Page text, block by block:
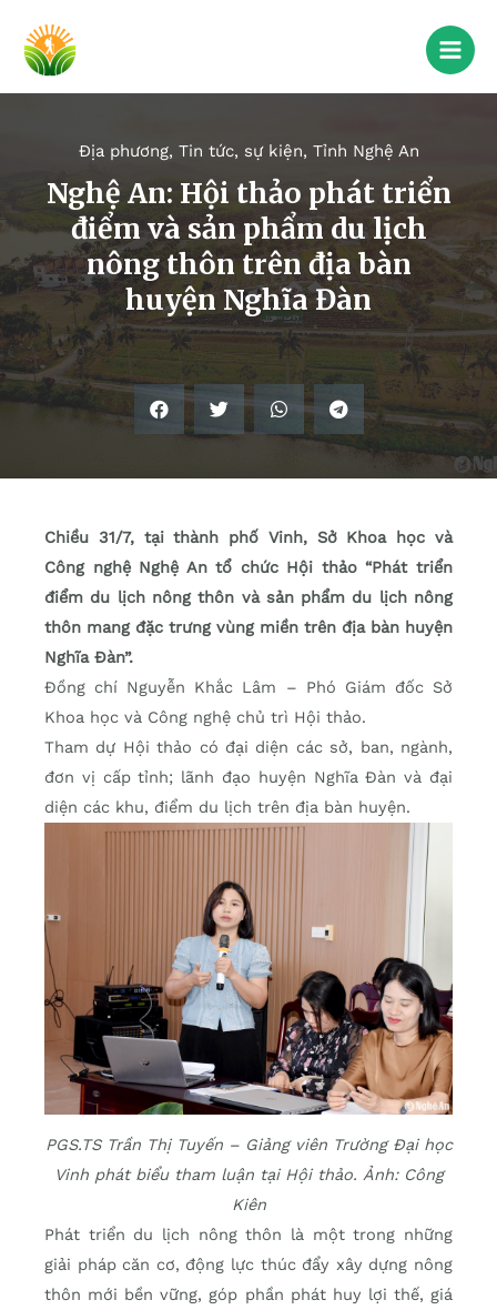
Địa phương, Tin tức, sự kiện, Tỉnh Nghệ An
Nghệ An: Hội thảo phát triển
điểm và sản phẩm du lịch
nông thôn trên địa bàn
huyện Nghĩa Đàn
Chiều 31/7, tại thành phố Vinh, Sở Khoa học và
Công nghệ Nghệ An tổ chức Hội thảo “Phát triển
điểm du lịch nông thôn và sản phẩm du lịch nông
thôn mang đặc trưng vùng miền trên địa bàn huyện
Nghĩa Đàn”.
Đồng chí Nguyễn Khắc Lâm – Phó Giám đốc Sở
Khoa học và Công nghệ chủ trì Hội thảo.
Tham dự Hội thảo có đại diện các sở, ban, ngành,
đơn vị cấp tỉnh; lãnh đạo huyện Nghĩa Đàn và đại
diện các khu, điểm du lịch trên địa bàn huyện.
PGS.TS Trần Thị Tuyến – Giảng viên Trường Đại học
Vinh phát biểu tham luận tại Hội thảo. Ảnh: Công
Kiên
Phát triển du lịch nông thôn là một trong những
giải pháp căn cơ, động lực thúc đẩy xây dựng nông
thôn mới bền vững, góp phần phát huy lợi thế, giá